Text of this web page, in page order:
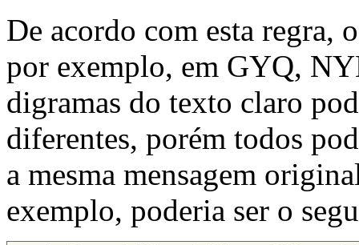
De acordo com esta regra,
por exemplo, em GYQ,
digramas do texto claro
diferentes, porém todos
a mesma mensagem
exemplo, poderia ser o